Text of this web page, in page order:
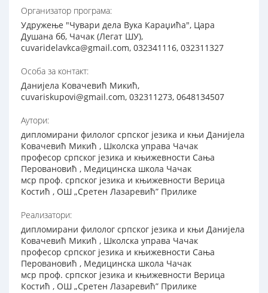
Организатор програма:
Удружење "Чувари дела Вука Караџића", Цара
Душана бб, Чачак (Легат ШУ),
cuvaridelavkca@gmail.com, 032341116, 032311327
Особа за контакт:
Данијела Ковачевић Микић,
cuvariskupovi@gmail.com, 032311273, 0648134507
Аутори:
дипломирани филолог српског језика и књи Данијела
Ковачевић Микић , Школска управа Чачак
професор српског језика и књижевности Сања
Перовановић , Медицинска школа Чачак
мср проф. српског језика и књижевности Верица
Костић , ОШ „Сретен Лазаревић” Прилике
Реализатори:
дипломирани филолог српског језика и књи Данијела
Ковачевић Микић , Школска управа Чачак
професор српског језика и књижевности Сања
Перовановић , Медицинска школа Чачак
мср проф. српског језика и књижевности Верица
Костић , ОШ „Сретен Лазаревић” Прилике